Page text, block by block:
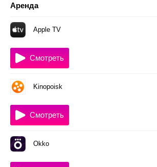
Аренда
Apple TV
Смотреть
Kinopoisk
Смотреть
Okko